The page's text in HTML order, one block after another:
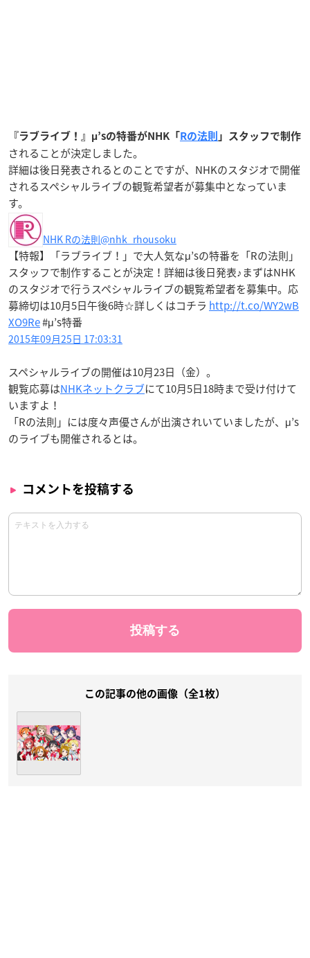
『ラブライブ！』μ’sの特番がNHK「Rの法則 」スタッフで制作
されることが決定しました。
詳細は後日発表されるとのことですが、NHKのスタジオで開催
されるスペシャルライブの観覧希望者が募集中となっていま
す。
NHK Rの法則@nhk_rhousoku
【特報】「ラブライブ！」で大人気なμ’sの特番を「Rの法則」
スタッフで制作することが決定！詳細は後日発表♪まずはNHK
のスタジオで行うスペシャルライブの観覧希望者を募集中。応
募締切は10月5日午後6時☆詳しくはコチラ http://t.co/WY2wB
XO9Re#μ’s特番
2015年09月25日 17:03:31
スペシャルライブの開催は10月23日（金）。
観覧応募はNHKネットクラブにて10月5日18時まで受け付けて
いますよ！
「Rの法則」には度々声優さんが出演されいていましたが、μ’s
のライブも開催されるとは。
コメントを投稿する
この記事の他の画像（全1枚）